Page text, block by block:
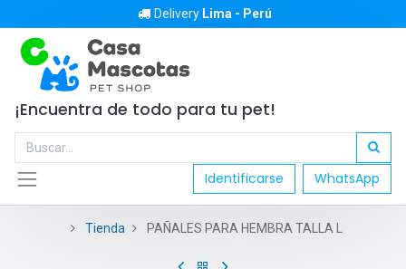
Delivery Lima - Perú
¡Encuentra de todo para tu pet!
Identificarse WhatsApp
Tienda PAÑALES PARA HEMBRA TALLA L